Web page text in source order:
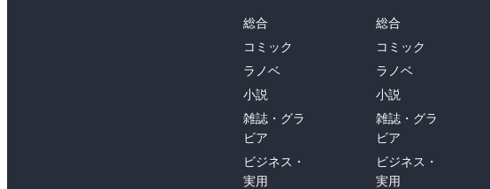
総合
コミック
ラノベ
小説
雑誌・グラ
ビア
ビジネス・
実用
総合
コミック
ラノベ
小説
雑誌・グラ
ビア
ビジネス・
実用